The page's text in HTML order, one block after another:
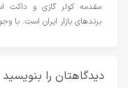
مقدمه کولر گازی و داکت
برندهای بازار ایران است. با
دیدگاهتان را بنویسید